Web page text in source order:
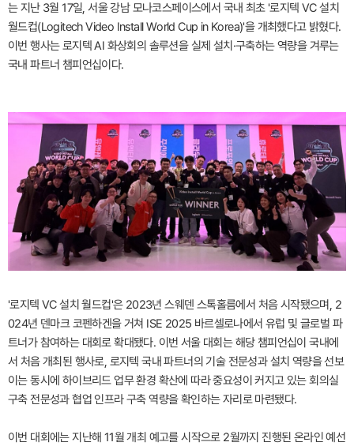
는 지난 3월 17일, 서울 강남 모나코스페이스에서 국내 최초 '로지텍 VC 설치
월드컵(Logitech Video Install World Cup in Korea)'을 개최했다고 밝혔다.
이번 행사는 로지텍 AI 화상회의 솔루션을 실제 설치·구축하는 역량을 겨루는
국내 파트너 챔피언십이다.
'로지텍 VC 설치 월드컵'은 2023년 스웨덴 스톡홀름에서 처음 시작됐으며, 2
024년 덴마크 코펜하겐을 거쳐 ISE 2025 바르셀로나에서 유럽 및 글로벌 파
트너가 참여하는 대회로 확대됐다. 이번 서울 대회는 해당 챔피언십이 국내에
서 처음 개최된 행사로, 로지텍 국내 파트너의 기술 전문성과 설치 역량을 선보
이는 동시에 하이브리드 업무 환경 확산에 따라 중요성이 커지고 있는 회의실
구축 전문성과 협업 인프라 구축 역량을 확인하는 자리로 마련됐다.
이번 대회에는 지난해 11월 개최 예고를 시작으로 2월까지 진행된 온라인 예선